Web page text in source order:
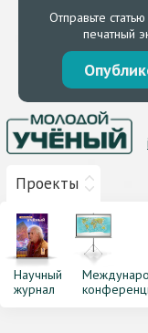
Отправьте
печатный
Проекты
Научный
журнал